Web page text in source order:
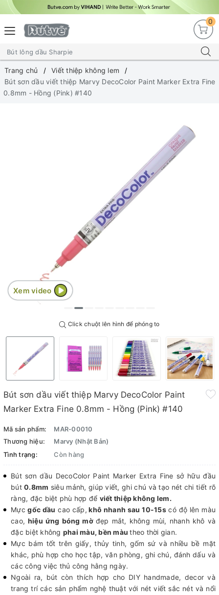
0
Trang chủ
Viết thiệp không lem
Bút sơn dầu viết thiệp Marvy DecoColor Paint Marker Extra Fine
0.8mm - Hồng (Pink) #140
Click chuột lên hình để phóng to
Xem video
Bút sơn dầu viết thiệp Marvy DecoColor Paint
Marker Extra Fine 0.8mm - Hồng (Pink) #140
Mã sản phẩm:
MAR-00010
Thương hiệu:
Marvy (Nhật Bản)
Tình trạng:
Còn hàng
Bút sơn dầu DecoColor Paint Marker Extra Fine sở hữu đầu
bút0.8mm siêu mảnh, giúp viết, ghi chú và tạo nét chi tiết rõ
ràng, đặc biệt phù hợp để viết thiệp không lem.
Mựcgốc dầu cao cấp, khô nhanh sau 10-15scó độ lên màu
cao, hiệu ứng bóng mờ đẹp mắt, không mùi, nhanh khô và
đặc biệt không phai màu, bền màutheo thời gian.
Mực bám tốt trên giấy, thủy tinh, gốm sứ và nhiều bề mặt
khác, phù hợp cho học tập, văn phòng, ghi chú, đánh dấu và
các công việc thủ công hằng ngày.
Ngoài ra, bút còn thích hợp cho DIY handmade, decor và
trang trí các sản phẩm nghệ thuật với nét viết sắc nét và nổi